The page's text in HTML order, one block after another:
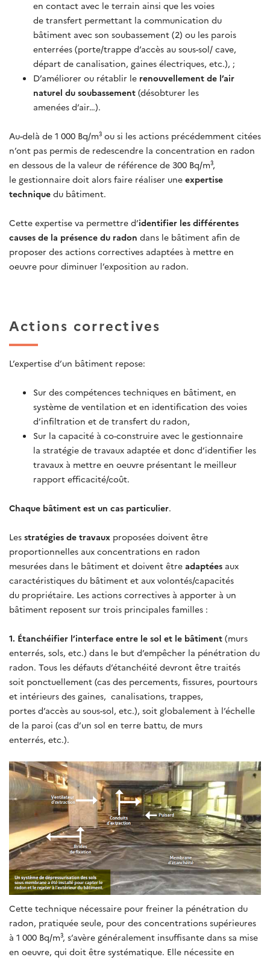
en contact avec le terrain ainsi que les voies
de transfert permettant la communication du
bâtiment avec son soubassement (2) ou les parois
enterrées (porte/trappe d’accès au sous-sol/ cave,
départ de canalisation, gaines électriques, etc.), ;
D’améliorer ou rétablir le renouvellement de l’air
naturel du soubassement (désobturer les
amenées d’air…).
Au-delà de 1 000 Bq/m³ ou si les actions précédemment citées
n’ont pas permis de redescendre la concentration en radon
en dessous de la valeur de référence de 300 Bq/m³,
le gestionnaire doit alors faire réaliser une expertise
technique du bâtiment.
Cette expertise va permettre d’identifier les différentes
causes de la présence du radon dans le bâtiment afin de
proposer des actions correctives adaptées à mettre en
oeuvre pour diminuer l’exposition au radon.
Actions correctives
L’expertise d’un bâtiment repose:
Sur des compétences techniques en bâtiment, en
système de ventilation et en identification des voies
d’infiltration et de transfert du radon,
Sur la capacité à co-construire avec le gestionnaire
la stratégie de travaux adaptée et donc d’identifier les
travaux à mettre en oeuvre présentant le meilleur
rapport efficacité/coût.
Chaque bâtiment est un cas particulier.
Les stratégies de travaux proposées doivent être
proportionnelles aux concentrations en radon
mesurées dans le bâtiment et doivent être adaptées aux
caractéristiques du bâtiment et aux volontés/capacités
du propriétaire. Les actions correctives à apporter à un
bâtiment reposent sur trois principales familles :
1. Étanchéifier l’interface entre le sol et le bâtiment (murs
enterrés, sols, etc.) dans le but d’empêcher la pénétration du
radon. Tous les défauts d’étanchéité devront être traités
soit ponctuellement (cas des percements, fissures, pourtours
et intérieurs des gaines, canalisations, trappes,
portes d’accès au sous-sol, etc.), soit globalement à l’échelle
de la paroi (cas d’un sol en terre battu, de murs
enterrés, etc.).
Cette technique nécessaire pour freiner la pénétration du
radon, pratiquée seule, pour des concentrations supérieures
à 1 000 Bq/m³, s’avère généralement insuffisante dans sa mise
en oeuvre, qui doit être systématique. Elle nécessite en